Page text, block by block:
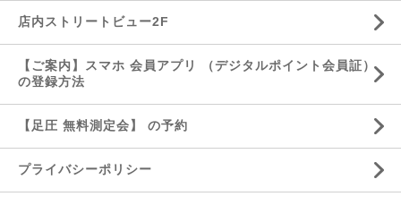
店内ストリートビュー2F
【ご案内】スマホ 会員アプリ （デジタルポイント会員証）
の登録方法
【足圧 無料測定会】 の予約
プライバシーポリシー